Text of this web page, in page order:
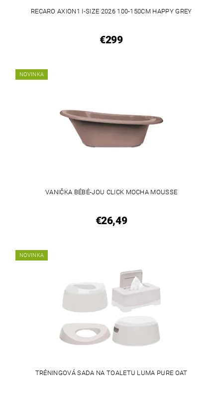
RECARO AXION1 I-SIZE 2026 100-150CM HAPPY GREY
€299
NOVINKA
VANIČKA BÉBÉ-JOU CLICK MOCHA MOUSSE
€26,49
NOVINKA
TRÉNINGOVÁ SADA NA TOALETU LUMA PURE OAT